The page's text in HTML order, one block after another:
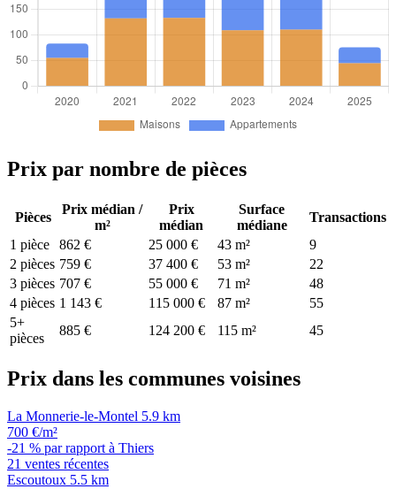
Prix par nombre de pièces
Pièces
Prix médian /
m²
Prix
médian
Surface
médiane
Transactions
1 pièce
862 € 25 000 € 43 m²
9
2 pièces 759 € 37 400 € 53 m²
22
3 pièces 707 € 55 000 € 71 m²
48
4 pièces 1 143 € 115 000 € 87 m²
55
5+
pièces
885 € 124 200 € 115 m² 45
Prix dans les communes voisines
La Monnerie-le-Montel 5.9 km
700 €/m²
-21 % par rapport à Thiers
21 ventes récentes
Escoutoux 5.5 km